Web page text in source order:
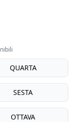
QUARTA
SESTA
OTTAVA